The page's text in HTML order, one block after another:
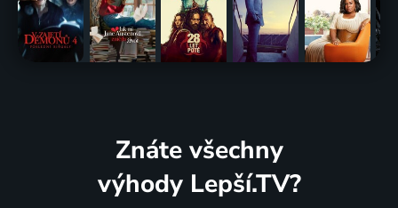
Znáte všechny
výhody Lepší.TV?